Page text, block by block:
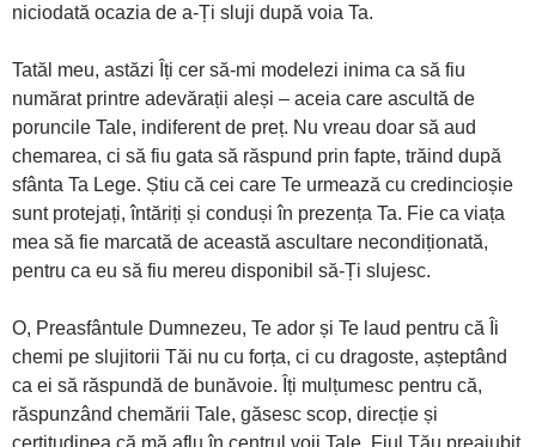
niciodată ocazia de a-Ți sluji după voia Ta.
Tatăl meu, astăzi Îți cer să-mi modelezi inima ca să fiu
numărat printre adevărații aleși – aceia care ascultă de
poruncile Tale, indiferent de preț. Nu vreau doar să aud
chemarea, ci să fiu gata să răspund prin fapte, trăind după
sfânta Ta Lege. Știu că cei care Te urmează cu credincioșie
sunt protejați, întăriți și conduși în prezența Ta. Fie ca viața
mea să fie marcată de această ascultare necondiționată,
pentru ca eu să fiu mereu disponibil să-Ți slujesc.
O, Preasfântule Dumnezeu, Te ador și Te laud pentru că Îi
chemi pe slujitorii Tăi nu cu forța, ci cu dragoste, așteptând
ca ei să răspundă de bunăvoie. Îți mulțumesc pentru că,
răspunzând chemării Tale, găsesc scop, direcție și